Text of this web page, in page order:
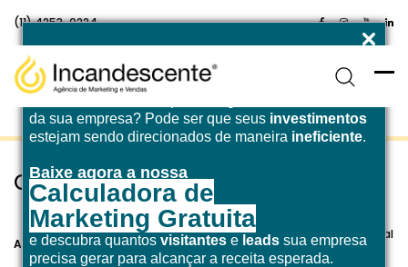
da sua empresa? Pode ser que seus investimentos
estejam sendo direcionados de maneira ineficiente.
Baixe agora a nossa
Calculadora de
Marketing Gratuita
e descubra quantos visitantes e leads sua empresa
precisa gerar para alcançar a receita esperada.
(11) 4253-0224
Como fazer marketing no metaverso
Agência Incandescente
7 de julho de 2022 Marketing Digital